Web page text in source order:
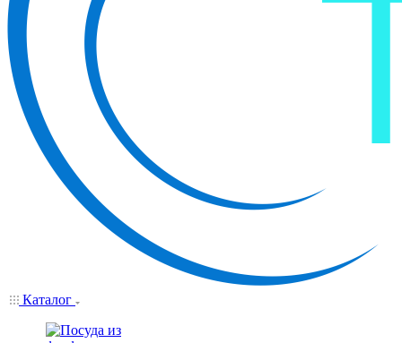
Каталог